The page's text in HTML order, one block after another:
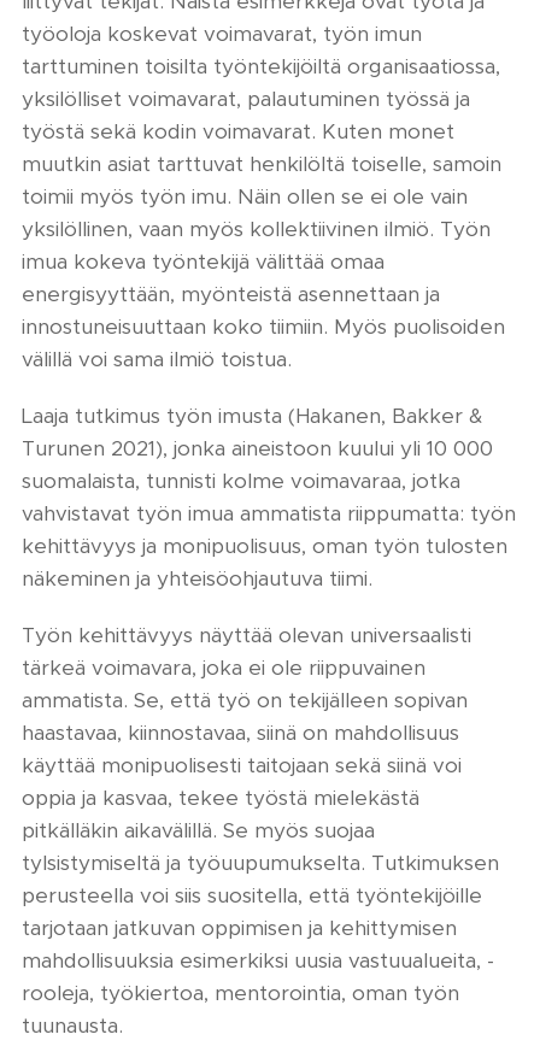
työoloja koskevat voimavarat, työn imun
tarttuminen toisilta työntekijöiltä organisaatiossa,
yksilölliset voimavarat, palautuminen työssä ja
työstä sekä kodin voimavarat. Kuten monet
muutkin asiat tarttuvat henkilöltä toiselle, samoin
toimii myös työn imu. Näin ollen se ei ole vain
yksilöllinen, vaan myös kollektiivinen ilmiö. Työn
imua kokeva työntekijä välittää omaa
energisyyttään, myönteistä asennettaan ja
innostuneisuuttaan koko tiimiin. Myös puolisoiden
välillä voi sama ilmiö toistua.
Laaja tutkimus työn imusta (Hakanen, Bakker &
Turunen 2021), jonka aineistoon kuului yli 10 000
suomalaista, tunnisti kolme voimavaraa, jotka
vahvistavat työn imua ammatista riippumatta: työn
kehittävyys ja monipuolisuus, oman työn tulosten
näkeminen ja yhteisöohjautuva tiimi.
Työn kehittävyys näyttää olevan universaalisti
tärkeä voimavara, joka ei ole riippuvainen
ammatista. Se, että työ on tekijälleen sopivan
haastavaa, kiinnostavaa, siinä on mahdollisuus
käyttää monipuolisesti taitojaan sekä siinä voi
oppia ja kasvaa, tekee työstä mielekästä
pitkälläkin aikavälillä. Se myös suojaa
tylsistymiseltä ja työuupumukselta. Tutkimuksen
perusteella voi siis suositella, että työntekijöille
tarjotaan jatkuvan oppimisen ja kehittymisen
mahdollisuuksia esimerkiksi uusia vastuualueita, -
rooleja, työkiertoa, mentorointia, oman työn
tuunausta.